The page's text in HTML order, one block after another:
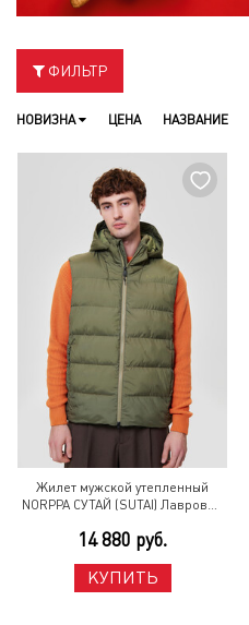
ФИЛЬТР
НОВИЗНА ЦЕНА НАЗВАНИЕ
Жилет мужской утепленный
NORPPA СУТАЙ (SUTAI) Лавровый
14 880 руб.
КУПИТЬ